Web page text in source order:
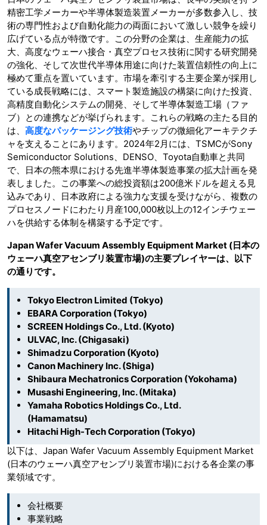
精密工学メーカーや半導体製造装置メーカーが多数参入し、技
術の専門性および自動化能力の両面において激しい競争を繰り
広げている点が特徴です。この分野の企業は、生産能力の拡
大、高度なウェーハ接合・真空プロセス技術に関する研究開発
の強化、そして次世代半導体用途に向けた装置信頼性の向上に
極めて重点を置いています。市場を牽引する主要企業が採用し
ている成長戦略には、スマート製造施設の構築に向けた投資、
高精度自動化システムの開発、そして半導体製造工場（ファ
ブ）との連携などが挙げられます。これらの戦略の主たる目的
は、 高度なパッケージング技術やチップの微細化アーキテクチ
ャを支えることにあります。2024年2月には、TSMCがSony
Semiconductor Solutions、DENSO、Toyota自動車と共同
で、日本の熊本県における先進半導体製造事業の拡大計画を発
表しました。この事業への総投資額は200億米ドルを超える見
込みであり、日本政府による強力な支援を受けながら、複数の
プロセスノードにわたり月産100,000枚以上の12インチウェー
ハを供給する体制を構築する予定です。
Japan Wafer Vacuum Assembly Equipment Market (日本の
ウェーハ真空アセンブリ装置市場)の主要プレイヤーは、以下
の通りです。
Tokyo Electron Limited (Tokyo)
EBARA Corporation (Tokyo)
SCREEN Holdings Co., Ltd. (Kyoto)
ULVAC, Inc. (Chigasaki)
Shimadzu Corporation (Kyoto)
Canon Machinery Inc. (Shiga)
Shibaura Mechatronics Corporation (Yokohama)
Musashi Engineering, Inc. (Mitaka)
Yamaha Robotics Holdings Co., Ltd.
(Hamamatsu)
Hitachi High-Tech Corporation (Tokyo)
以下は、Japan Wafer Vacuum Assembly Equipment Market
(日本のウェーハ真空アセンブリ装置市場)における各企業の事
業領域です。
会社概要
事業戦略